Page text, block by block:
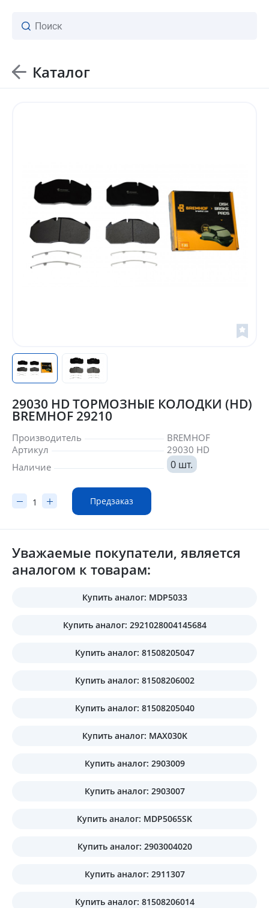
Каталог
29030 HD ТОРМОЗНЫЕ КОЛОДКИ (HD)
BREMHOF 29210
Производитель
BREMHOF
Артикул
29030 HD
Наличие
0 шт.
Предзаказ
Уважаемые покупатели, является
аналогом к товарам:
Купить аналог: MDP5033
Купить аналог: 2921028004145684
Купить аналог: 81508205047
Купить аналог: 81508206002
Купить аналог: 81508205040
Купить аналог: MAX030K
Купить аналог: 2903009
Купить аналог: 2903007
Купить аналог: MDP5065SK
Купить аналог: 2903004020
Купить аналог: 2911307
Купить аналог: 81508206014